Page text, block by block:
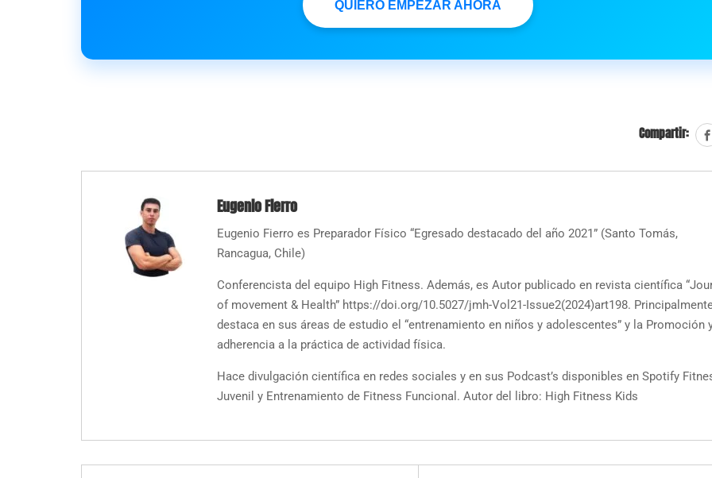
QUIERO EMPEZAR AHORA
Compartir:
Eugenio Fierro
Eugenio Fierro es Preparador Físico “Egresado destacado del año 2021” (Santo Tomás,
Rancagua, Chile)
Conferencista del equipo High Fitness. Además, es Autor publicado en revista científica
of movement & Health” https://doi.org/10.5027/jmh-Vol21-Issue2(2024)art198.
destaca en sus áreas de estudio el “entrenamiento en niños y adolescentes” y la Promoción
adherencia a la práctica de actividad física.
Hace divulgación científica en redes sociales y en sus Podcast’s disponibles en Spotify
Juvenil y Entrenamiento de Fitness Funcional. Autor del libro: High Fitness Kids